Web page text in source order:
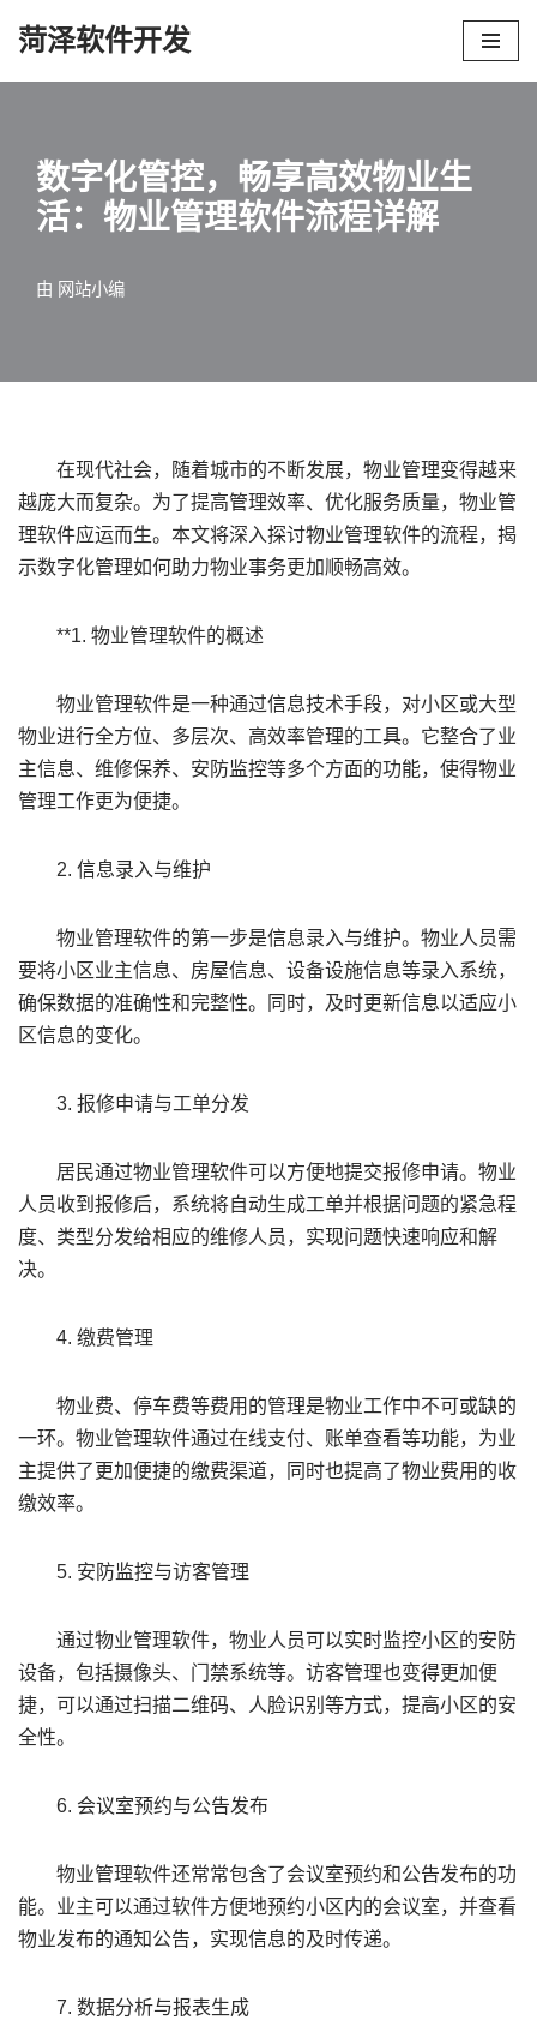
菏泽软件开发
数字化管控，畅享高效物业生
活：物业管理软件流程详解
由 网站小编
在现代社会，随着城市的不断发展，物业管理变得越来
越庞大而复杂。为了提高管理效率、优化服务质量，物业管
理软件应运而生。本文将深入探讨物业管理软件的流程，揭
示数字化管理如何助力物业事务更加顺畅高效。
**1. 物业管理软件的概述
物业管理软件是一种通过信息技术手段，对小区或大型
物业进行全方位、多层次、高效率管理的工具。它整合了业
主信息、维修保养、安防监控等多个方面的功能，使得物业
管理工作更为便捷。
2. 信息录入与维护
物业管理软件的第一步是信息录入与维护。物业人员需
要将小区业主信息、房屋信息、设备设施信息等录入系统，
确保数据的准确性和完整性。同时，及时更新信息以适应小
区信息的变化。
3. 报修申请与工单分发
居民通过物业管理软件可以方便地提交报修申请。物业
人员收到报修后，系统将自动生成工单并根据问题的紧急程
度、类型分发给相应的维修人员，实现问题快速响应和解
决。
4. 缴费管理
物业费、停车费等费用的管理是物业工作中不可或缺的
一环。物业管理软件通过在线支付、账单查看等功能，为业
主提供了更加便捷的缴费渠道，同时也提高了物业费用的收
缴效率。
5. 安防监控与访客管理
通过物业管理软件，物业人员可以实时监控小区的安防
设备，包括摄像头、门禁系统等。访客管理也变得更加便
捷，可以通过扫描二维码、人脸识别等方式，提高小区的安
全性。
6. 会议室预约与公告发布
物业管理软件还常常包含了会议室预约和公告发布的功
能。业主可以通过软件方便地预约小区内的会议室，并查看
物业发布的通知公告，实现信息的及时传递。
7. 数据分析与报表生成